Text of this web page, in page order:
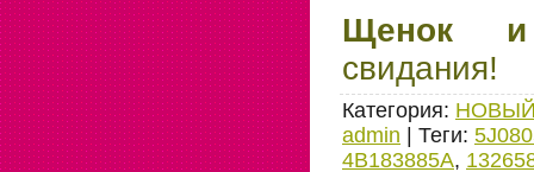
Щенок
свидания!
Категория:
admin | Теги:
4B183885A,